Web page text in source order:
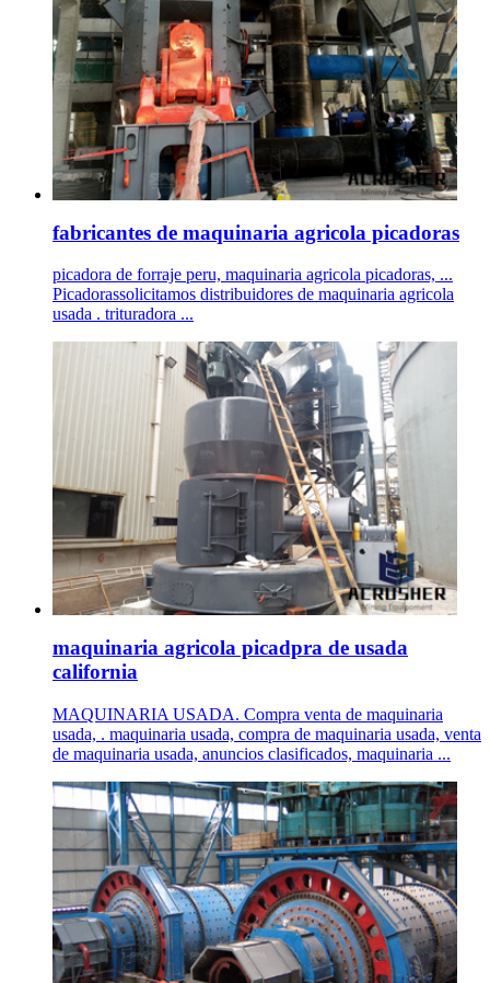
fabricantes de maquinaria agricola picadoras
picadora de forraje peru, maquinaria agricola picadoras, ...
Picadorassolicitamos distribuidores de maquinaria agricola
usada . trituradora ...
maquinaria agricola picadpra de usada
california
MAQUINARIA USADA. Compra venta de maquinaria
usada, . maquinaria usada, compra de maquinaria usada, venta
de maquinaria usada, anuncios clasificados, maquinaria ...